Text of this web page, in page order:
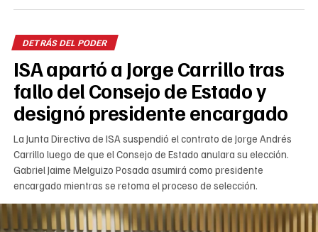
DETRÁS DEL PODER
ISA apartó a Jorge Carrillo tras
fallo del Consejo de Estado y
designó presidente encargado
La Junta Directiva de ISA suspendió el contrato de Jorge Andrés
Carrillo luego de que el Consejo de Estado anulara su elección.
Gabriel Jaime Melguizo Posada asumirá como presidente
encargado mientras se retoma el proceso de selección.